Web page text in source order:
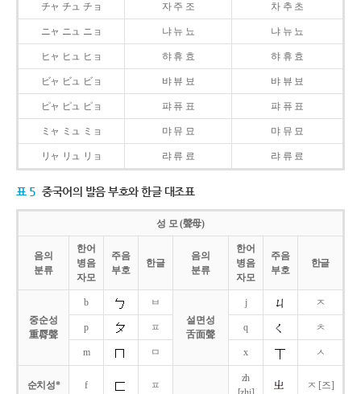
チャ チュ チョ 자 주 조 차 추 초
ニャ ニュ ニョ 냐 뉴 뇨 냐 뉴 뇨
ヒャ ヒュ ヒョ 햐 휴 효 햐 휴 효
ビャ ビュ ビョ 뱌 뷰 뵤 뱌 뷰 뵤
ピャ ピュ ピョ 퍄 퓨 표 퍄 퓨 표
ミャ ミュ ミョ 먀 뮤 묘 먀 뮤 묘
リャ リュ リョ 랴 류 료 랴 류 료
표 5 중국어의 발음 부호와 한글 대조표
성 모 (聲母)
음의
분류
한어
병음
자모
주음
부호
한글
음의
분류
한어
병음
자모
주음
부호
한글
중순성
重脣聲
b
ㅂ
설면성
舌面聲
j ㅈ
p ㅍ q ㅊ
m ㅁ x ㅅ
순치성* f ㅍ
zh
ㅈ [즈]